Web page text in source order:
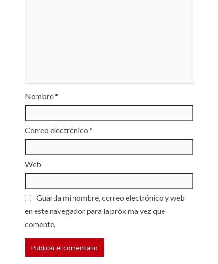
Nombre*
Correo electrónico *
Web
Guarda mi nombre, correo electrónico y web
en este navegador para la próxima vez que
comente.